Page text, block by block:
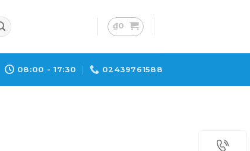
₫0
08:00 - 17:30 02439761588